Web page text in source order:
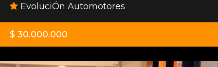
EvoluciÓn Automotores
$ 30.000.000